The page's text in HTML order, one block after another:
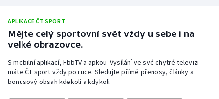
Ragby
Rychlobruslení
Rychlostní kanoistika
APLIKACE ČT SPORT
Mějte celý sportovní svět vždy u sebe i na
velké obrazovce.
S mobilní aplikací, HbbTV a apkou iVysílání ve své chytré televizi
máte ČT sport vždy po ruce. Sledujte přímé přenosy, články a
bonusový obsah kdekoli a kdykoli.